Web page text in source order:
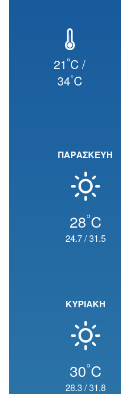
21°C /
34°C
ΠΑΡΑΣΚΕΥΗ
28°C
24.7/31.5
ΚΥΡΙΑΚΗ
30°C
28.3/31.8